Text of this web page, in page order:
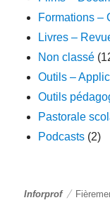
Formations –
Livres –
Non classé
Outils –
Outils
Pastorale
Podcasts (2)
Inforprof